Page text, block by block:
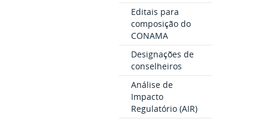
Editais para
composição do
CONAMA
Designações de
conselheiros
Análise de
Impacto
Regulatório (AIR)